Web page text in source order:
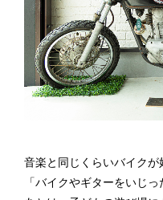
音楽と同じくらいバイクが
「バイクやギターをいじ